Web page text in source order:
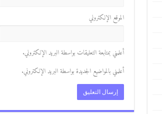
الموقع الإلكتروني
أعلمني بمتابعة التعليقات بواسطة البريد الإلكتروني.
أعلمني بالمواضيع الجديدة بواسطة البريد الإلكتروني.